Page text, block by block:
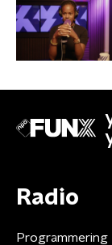
Radio
Programmering